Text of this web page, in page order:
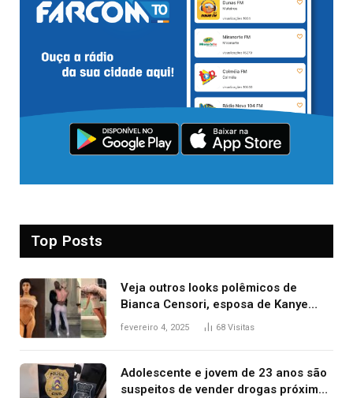
Top Posts
Veja outros looks polêmicos de
Bianca Censori, esposa de Kanye
West que apareceu nua no Grammy
fevereiro 4, 2025 68 Visitas
Adolescente e jovem de 23 anos são
suspeitos de vender drogas próximo